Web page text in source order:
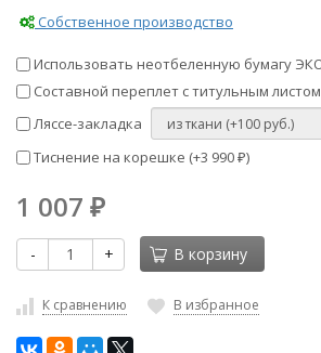
Собственное производство
Использовать неотбеленную бумагу
Составной переплет с титульным
Ляссе-закладка
Тиснение на корешке (+3 990 ₽)
1 007 ₽
- + В корзину
К сравнению В избранное